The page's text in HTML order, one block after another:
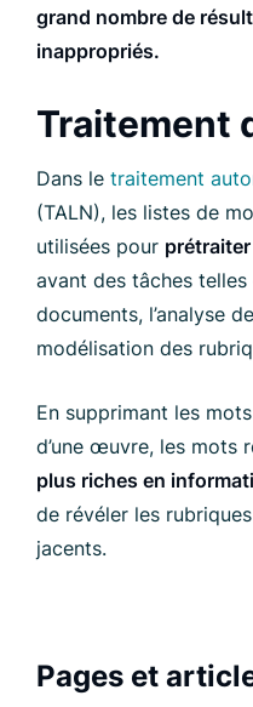
grand nombre de
inappropriés.
Traitement
Dans le traitement
(TALN), les listes de
utilisées pour
avant des tâches
documents, l’analyse
modélisation des
En supprimant les
d’une œuvre, les mots
plus riches en
de révéler les
jacents.
Pages et